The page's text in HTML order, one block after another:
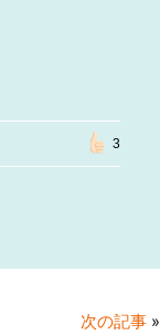
3
次の記事 »